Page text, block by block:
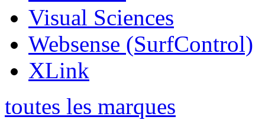
Visual Sciences
Websense (SurfControl)
XLink
toutes les marques